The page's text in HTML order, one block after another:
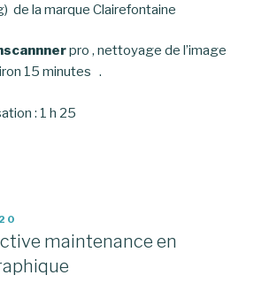
de la marque Clairefontaine
pro , nettoyage de l’image
15 minutes .
: 1 h 25
maintenance en